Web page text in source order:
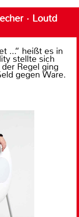
· Loutd
...“ heißt es in
stellte sich
Regel ging
gegen Ware.